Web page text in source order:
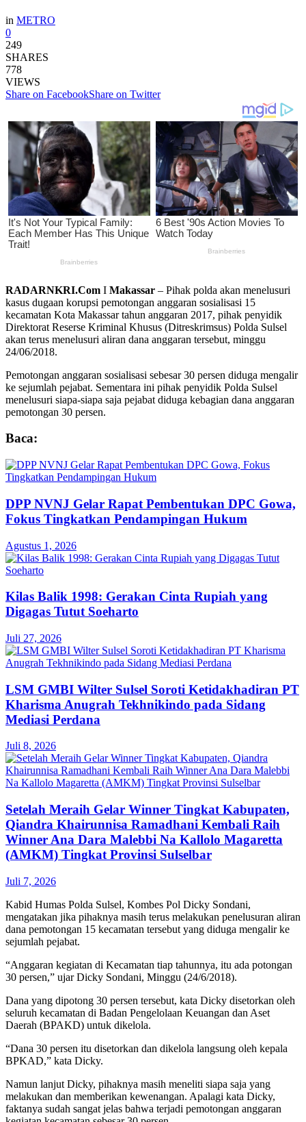
in METRO
0
249
SHARES
778
VIEWS
Share on FacebookShare on Twitter
RADARNKRI.Com I Makassar – Pihak polda akan menelusuri
kasus dugaan korupsi pemotongan anggaran sosialisasi 15
kecamatan Kota Makassar tahun anggaran 2017, pihak penyidik
Direktorat Reserse Kriminal Khusus (Ditreskrimsus) Polda Sulsel
akan terus menelusuri aliran dana anggaran tersebut, minggu
24/06/2018.
Pemotongan anggaran sosialisasi sebesar 30 persen diduga mengalir
ke sejumlah pejabat. Sementara ini pihak penyidik Polda Sulsel
menelusuri siapa-siapa saja pejabat diduga kebagian dana anggaran
pemotongan 30 persen.
Baca:
DPP NVNJ Gelar Rapat Pembentukan DPC Gowa,
Fokus Tingkatkan Pendampingan Hukum
Agustus 1, 2026
Kilas Balik 1998: Gerakan Cinta Rupiah yang
Digagas Tutut Soeharto
Juli 27, 2026
LSM GMBI Wilter Sulsel Soroti Ketidakhadiran PT
Kharisma Anugrah Tekhnikindo pada Sidang
Mediasi Perdana
Juli 8, 2026
Setelah Meraih Gelar Winner Tingkat Kabupaten,
Qiandra Khairunnisa Ramadhani Kembali Raih
Winner Ana Dara Malebbi Na Kallolo Magaretta
(AMKM) Tingkat Provinsi Sulselbar
Juli 7, 2026
Kabid Humas Polda Sulsel, Kombes Pol Dicky Sondani,
mengatakan jika pihaknya masih terus melakukan penelusuran aliran
dana pemotongan 15 kecamatan tersebut yang diduga mengalir ke
sejumlah pejabat.
“Anggaran kegiatan di Kecamatan tiap tahunnya, itu ada potongan
30 persen,” ujar Dicky Sondani, Minggu (24/6/2018).
Dana yang dipotong 30 persen tersebut, kata Dicky disetorkan oleh
seluruh kecamatan di Badan Pengelolaan Keuangan dan Aset
Daerah (BPAKD) untuk dikelola.
“Dana 30 persen itu disetorkan dan dikelola langsung oleh kepala
BPKAD,” kata Dicky.
Namun lanjut Dicky, pihaknya masih meneliti siapa saja yang
melakukan dan memberikan kewenangan. Apalagi kata Dicky,
faktanya sudah sangat jelas bahwa terjadi pemotongan anggaran